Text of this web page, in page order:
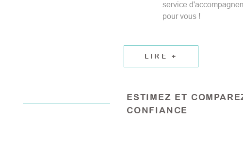
service
pour vous !
LIRE +
ESTIMEZ ET
CONFIANCE